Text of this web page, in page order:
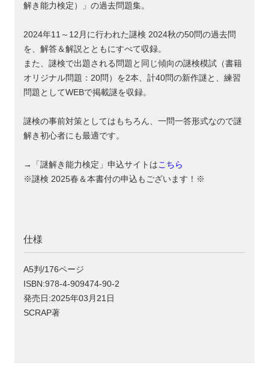
解き能力検定）」の過去問題集。
2024年11～12月に行われた謎検 2024秋の50問の過去問
を、解答＆解説とともにすべて収録。
また、謎検で出題される問題と同じ傾向の謎検模試（書籍
オリジナル問題：20問）を2本、計40問の新作謎と、練習
問題としてWEBで掲載謎を収録。
謎検の事前対策としてはもちろん、一問一答形式なので謎
解き初心者にも最適です。
→「謎解き能力検定」申込サイトはこちら
※謎検 2025春＆本書付の申込もございます！※
仕様
A5判/176ページ
ISBN:978-4-909474-90-2
発売日:2025年03月21日
SCRAP著